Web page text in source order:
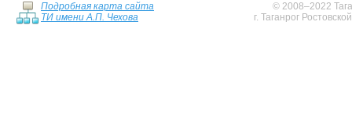
Подробная карта сайта
ТИ имени А.П. Чехова
© 2008–2022
г. Таганрог